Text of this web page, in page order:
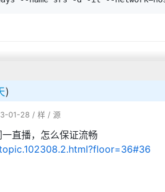
（1935是RTMP的默认端口，所
流
)
01-28 / 样 / 源
直播，怎么保证流畅